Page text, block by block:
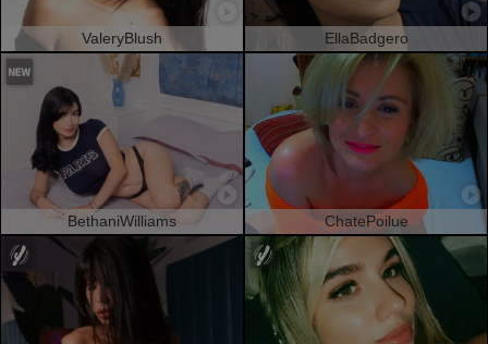
ValeryBlush EllaBadgero
BethaniWilliams ChatePoilue